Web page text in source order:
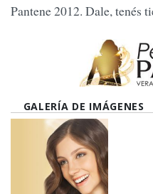
Pantene 2012. Dale, tenés
GALERÍA DE IMÁGENES